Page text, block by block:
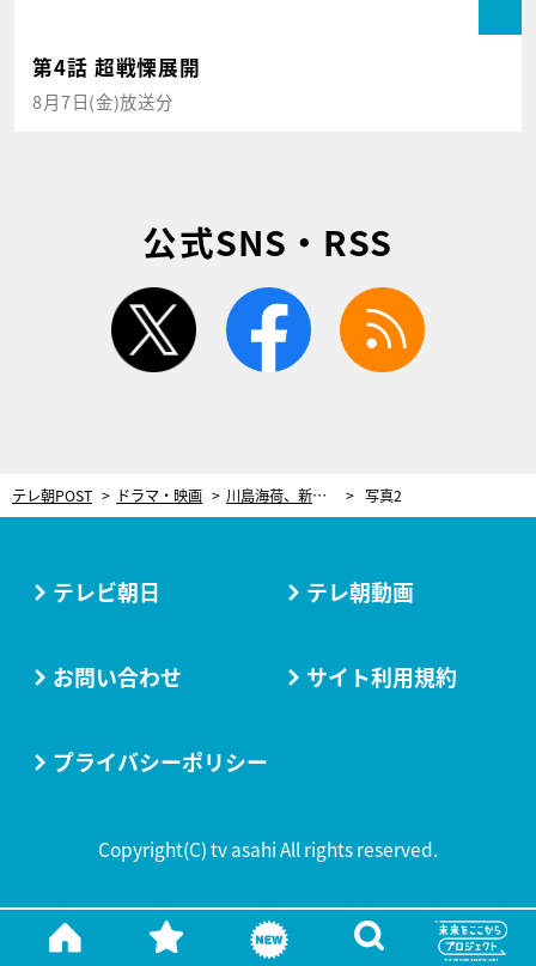
第4話 超戦慄展開
8月7日(金)放送分
公式SNS・RSS
twitter facebook
テレ朝POST ドラマ・映画 川島海荷、新ドラマ『青島くんはいじわる』で花嫁姿を披露！“協定恋愛”のきっかけとなる重要人物に 写真2
テレビ朝日 テレ朝動画
お問い合わせ サイト利用規約
プライバシーポリシー
Copyright(C) tv asahi All rights reserved.